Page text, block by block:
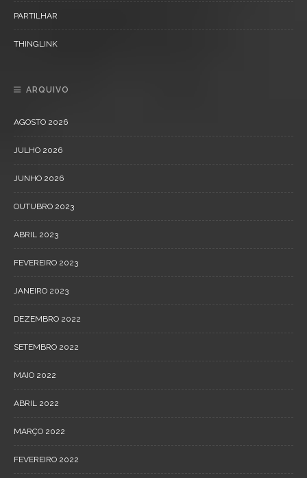
PARTILHAR
THINGLINK
ARQUIVO
AGOSTO 2026
JULHO 2026
JUNHO 2026
OUTUBRO 2023
ABRIL 2023
FEVEREIRO 2023
JANEIRO 2023
DEZEMBRO 2022
SETEMBRO 2022
MAIO 2022
ABRIL 2022
MARÇO 2022
FEVEREIRO 2022